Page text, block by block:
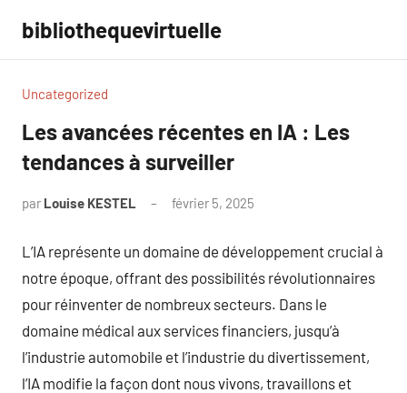
contenu
bibliothequevirtuelle
Uncategorized
Les avancées récentes en IA : Les
tendances à surveiller
par Louise KESTEL février 5, 2025
L’IA représente un domaine de développement crucial à
notre époque, offrant des possibilités révolutionnaires
pour réinventer de nombreux secteurs. Dans le
domaine médical aux services financiers, jusqu’à
l’industrie automobile et l’industrie du divertissement,
l’IA modifie la façon dont nous vivons, travaillons et